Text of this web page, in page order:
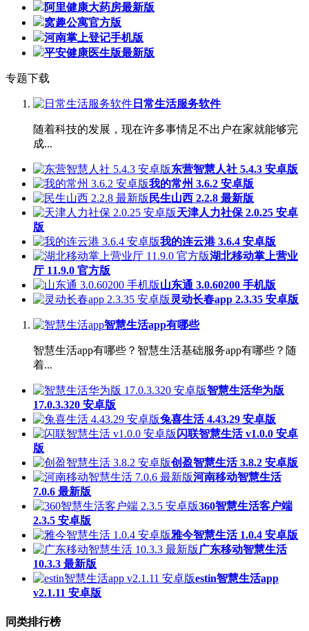
阿里健康大药房最新版
窝趣公寓官方版
河南掌上登记手机版
平安健康医生版最新版
专题下载
日常生活服务软件
随着科技的发展，现在许多事情足不出户在家就能够完
成...
东营智慧人社 5.4.3 安卓版
我的常州 3.6.2 安卓版
民生山西 2.2.8 最新版
天津人力社保 2.0.25 安卓
版
我的连云港 3.6.4 安卓版
湖北移动掌上营业
厅 11.9.0 官方版
山东通 3.0.60200 手机版
灵动长春app 2.3.35 安卓版
智慧生活app有哪些
智慧生活app有哪些？智慧生活基础服务app有哪些？随
着...
智慧生活华为版
17.0.3.320 安卓版
兔喜生活 4.43.29 安卓版
闪联智慧生活 v1.0.0 安卓
版
创盈智慧生活 3.8.2 安卓版
河南移动智慧生活
7.0.6 最新版
360智慧生活客户端
2.3.5 安卓版
雅今智慧生活 1.0.4 安卓版
广东移动智慧生活
10.3.3 最新版
estin智慧生活app
v2.1.11 安卓版
同类排行榜